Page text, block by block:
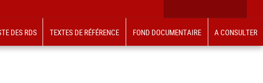
DES RDS TEXTES DE RÉFÉRENCE FOND DOCUMENTAIRE A CONSULTER